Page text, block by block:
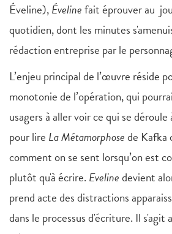
Éveline),Évelinefait éprouver au
quotidien, dont les minutes
rédaction entreprise par le
L’enjeu principal de l’œuvre réside
monotonie de l’opération, qui
usagers à aller voir ce qui se
pour lire La Métamorphosede Kafka
comment on se sent lorsqu’on est
plutôt qu'à écrire. Evelinedevient
prend acte des distractions
dans le processus d'écriture. Il